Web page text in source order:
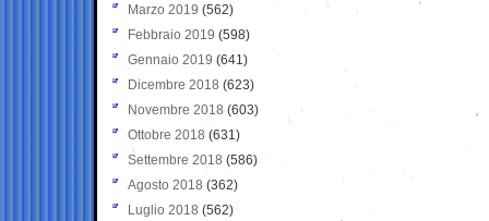
Marzo 2019 (562)
Febbraio 2019 (598)
Gennaio 2019 (641)
Dicembre 2018 (623)
Novembre 2018 (603)
Ottobre 2018 (631)
Settembre 2018 (586)
Agosto 2018 (362)
Luglio 2018 (562)